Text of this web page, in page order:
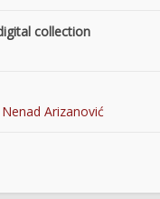
collection
Nenad Arizanović